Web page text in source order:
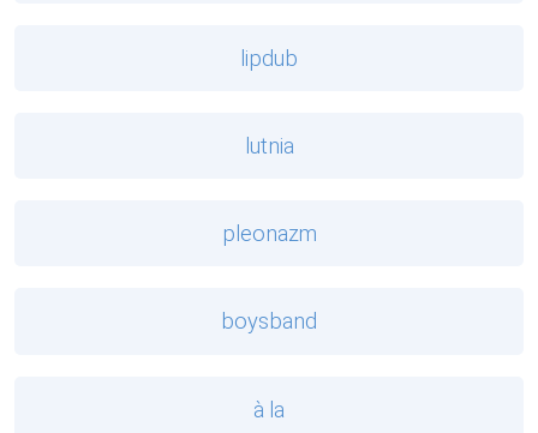
lipdub
lutnia
pleonazm
boysband
à la